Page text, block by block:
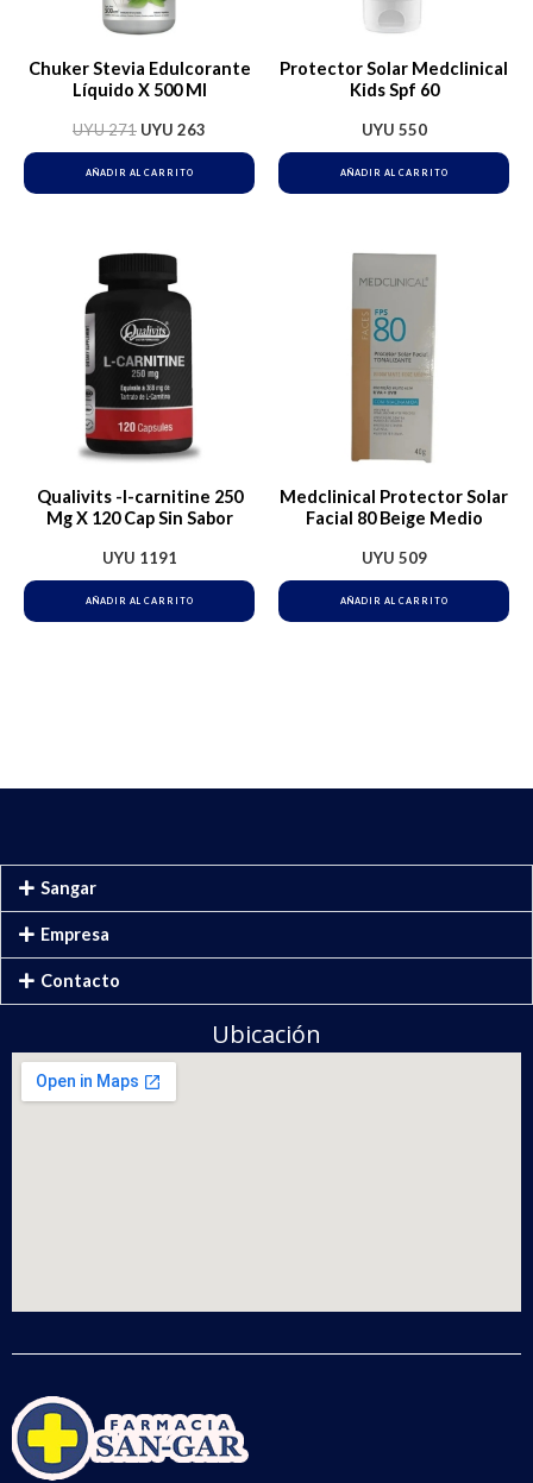
Chuker Stevia Edulcorante
Líquido X 500 Ml
UYU271 UYU 263
AÑADIR AL CARRITO
Protector Solar Medclinical
Kids Spf 60
UYU 550
AÑADIR AL CARRITO
Qualivits -l-carnitine 250
Mg X 120 Cap Sin Sabor
UYU 1191
AÑADIR AL CARRITO
Medclinical Protector Solar
Facial 80 Beige Medio
UYU 509
AÑADIR AL CARRITO
Sangar
Empresa
Contacto
Ubicación